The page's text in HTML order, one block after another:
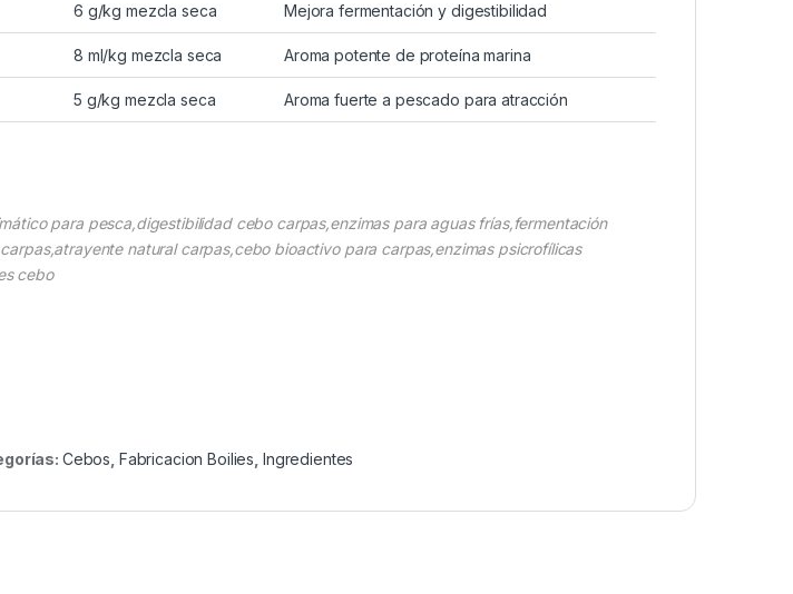
6 g/kg mezcla seca Mejora fermentación y digestibilidad
8 ml/kg mezcla seca Aroma potente de proteína marina
5 g/kg mezcla seca Aroma fuerte a pescado para atracción
para pesca,digestibilidad cebo carpas,enzimas para aguas frías,fermentación
natural carpas,cebo bioactivo para carpas,enzimas psicrofílicas
cebo
Cebos Fabricacion Boilies Ingredientes